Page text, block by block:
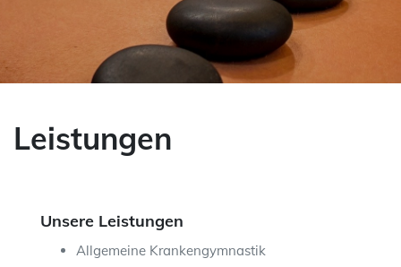
Leistungen
Unsere Leistungen
Allgemeine Krankengymnastik